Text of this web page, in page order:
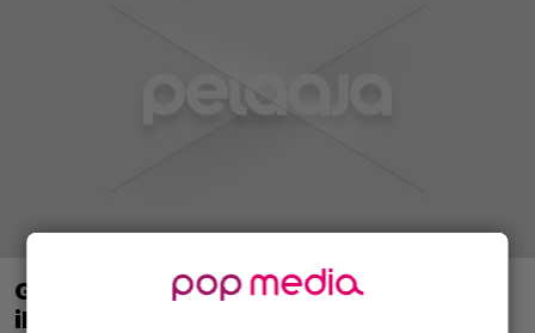
Ghost Recon 25 vuotta: nappaa nyt
ilmaiseksi Ghost Recon: Future Soldier